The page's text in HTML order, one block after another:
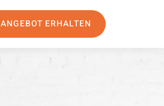
ANGEBOT ERHALTEN